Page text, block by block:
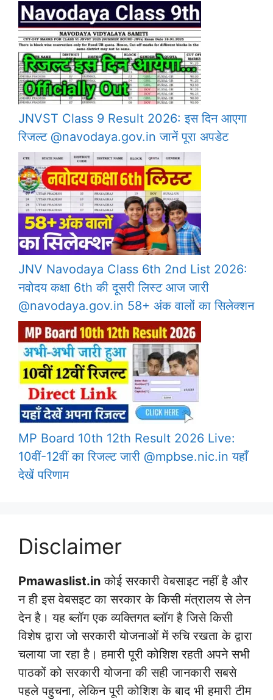
JNVST Class 9 Result 2026: इस दिन आएगा
रिजल्ट @navodaya.gov.in जानें पूरा अपडेट
JNV Navodaya Class 6th 2nd List 2026:
नवोदय कक्षा 6th की दूसरी लिस्ट आज जारी
@navodaya.gov.in 58+ अंक वालों का सिलेक्शन
MP Board 10th 12th Result 2026 Live:
10वीं-12वीं का रिजल्ट जारी @mpbse.nic.in यहाँ
देखें परिणाम
Disclaimer
Pmawaslist.in कोई सरकारी वेबसाइट नहीं है और
न ही इस वेबसइट का सरकार के किसी मंत्रालय से लेन
देन है। यह ब्लॉग एक व्यक्तिगत ब्लॉग है जिसे किसी
विशेष द्वारा जो सरकारी योजनाओं में रुचि रखता के द्वारा
चलाया जा रहा है। हमारी पूरी कोशिश रहती अपने सभी
पाठकों को सरकारी योजना की सही जानकारी सबसे
पहले पहुचना, लेकिन पूरी कोशिश के बाद भी हमारी टीम